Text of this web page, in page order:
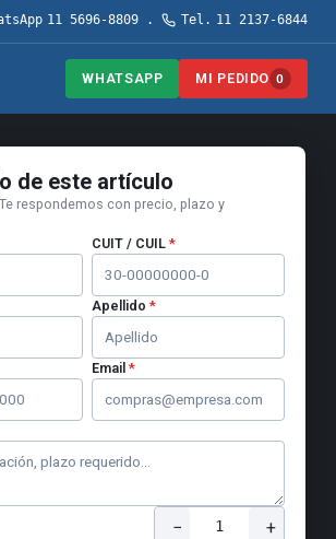
11 5696-8809 · Tel. 11 2137-6844
WHATSAPP MI PEDIDO 0
de este artículo
respondemos con precio, plazo y
CUIT / CUIL *
Apellido *
Email *
− 1 +